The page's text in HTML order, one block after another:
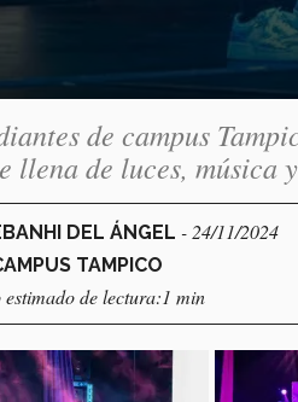
de campus
llena de luces, música
DEL ÁNGEL - 24/11/2024
TAMPICO
estimado de lectura:1 min